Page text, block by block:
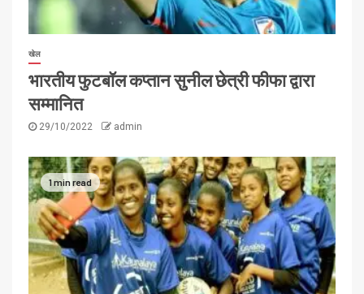
खेल
भारतीय फुटबॉल कप्तान सुनील छेत्री फीफा द्वारा
सम्मानित
29/10/2022 admin
1 min read